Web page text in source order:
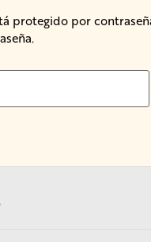
protegido por